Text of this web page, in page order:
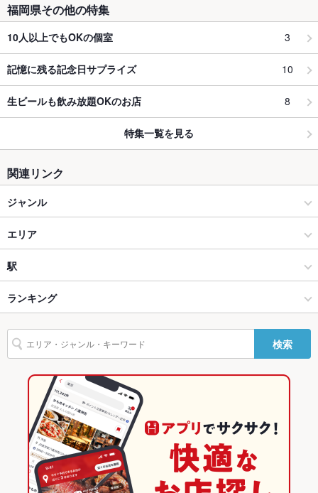
福岡県その他の特集
10人以上でもOKの個室 3
記憶に残る記念日サプライズ 10
生ビールも飲み放題OKのお店 8
特集一覧を見る
関連リンク
ジャンル
その他グルメ
軽食・その他グルメ
福岡県その他 × その他グルメ
福岡県その他 × 軽食・その他グルメ
篠栗駅 × その他グルメ
篠栗駅 × 軽食・その他グルメ
エリア
糟屋郡
糟屋郡 × その他グルメ
糟屋郡 × 軽食・その他グルメ
福岡
福岡 × その他グルメ
福岡 × 軽食・その他グルメ
駅
篠栗駅
ランキング
福岡のグルメランキング
福岡県その他のグルメランキング
糟屋郡のグルメランキング
検索